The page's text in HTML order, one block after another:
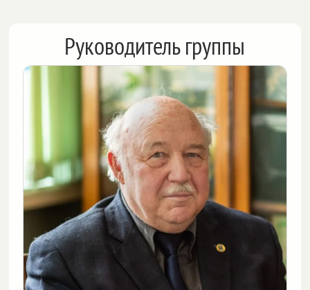
Руководитель группы